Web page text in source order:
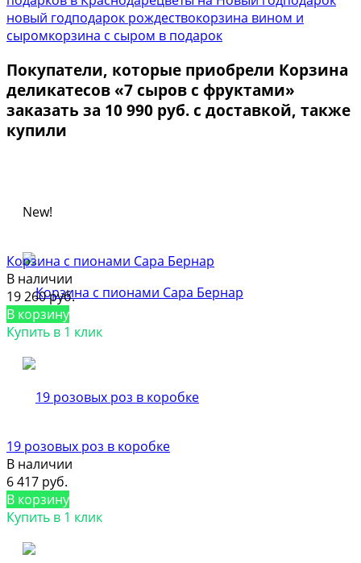
новый годподарок рождествокорзина вином и
сыромкорзина с сыром в подарок
Покупатели, которые приобрели Корзина
деликатесов «7 сыров с фруктами»
заказать за 10 990 руб. с доставкой, также
купили
New!
Корзина с пионами Сара Бернар
В наличии
19 260 руб.
В корзину
Купить в 1 клик
19 розовых роз в коробке
В наличии
6 417 руб.
В корзину
Купить в 1 клик